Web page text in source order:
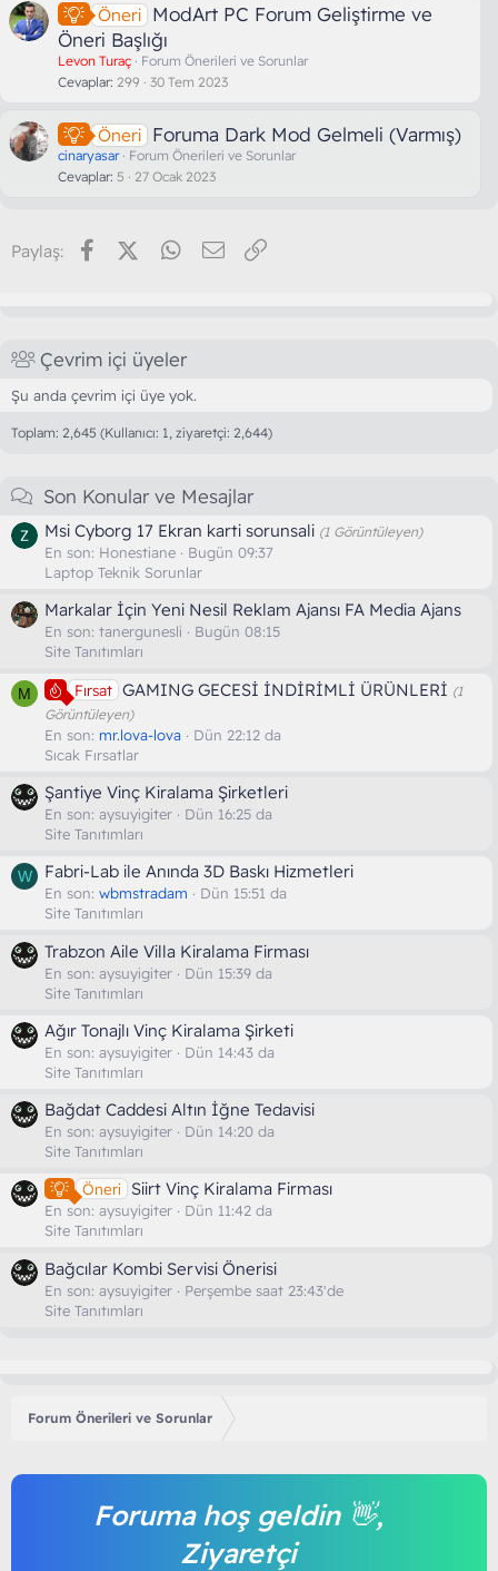
Öneri ModArt PC Forum Geliştirme ve
Öneri Başlığı
Levon Turaç
Forum Önerileri ve Sorunlar
Cevaplar 299 30 Tem 2023
Öneri Foruma Dark Mod Gelmeli (Varmış)
cinaryasar
Forum Önerileri ve Sorunlar
Cevaplar 5 27 Ocak 2023
Paylaş: FacebookX (Twitter)WhatsApp
E-posta
Çevrim içi üyeler
Şu anda çevrim içi üye yok.
Toplam: 2,645 (Kullanıcı: 1, ziyaretçi: 2,644)
Son Konular ve Mesajlar
Msi Cyborg 17 Ekran karti sorunsali (1 Görüntüleyen)
En son: Honestiane
Bugün 09:37
Laptop Teknik Sorunlar
Markalar İçin Yeni Nesil Reklam Ajansı FA Media Ajans
En son: tanergunesli
Bugün 08:15
Site Tanıtımları
M Fırsat GAMING GECESİ İNDİRİMLİ ÜRÜNLERİ (1
Görüntüleyen)
En son: mr.lova-lova
Dün 22:12 da
Sıcak Fırsatlar
Şantiye Vinç Kiralama Şirketleri
En son: aysuyigiter
Dün 16:25 da
Site Tanıtımları
W Fabri-Lab ile Anında 3D Baskı Hizmetleri
En son: wbmstradam
Dün 15:51 da
Site Tanıtımları
Trabzon Aile Villa Kiralama Firması
En son: aysuyigiter
Dün 15:39 da
Site Tanıtımları
Ağır Tonajlı Vinç Kiralama Şirketi
En son: aysuyigiter
Dün 14:43 da
Site Tanıtımları
Bağdat Caddesi Altın İğne Tedavisi
En son: aysuyigiter
Dün 14:20 da
Site Tanıtımları
Öneri Siirt Vinç Kiralama Firması
En son: aysuyigiter
Dün 11:42 da
Site Tanıtımları
Bağcılar Kombi Servisi Önerisi
En son: aysuyigiter
Perşembe saat 23:43'de
Site Tanıtımları
Forum Önerileri ve Sorunlar
Foruma hoş geldin 👋,
Ziyaretçi